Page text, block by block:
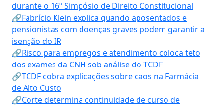
durante o 16º Simpósio de Direito Constitucional
🔗Fabrício Klein explica quando aposentados e
pensionistas com doenças graves podem garantir a
isenção do IR
🔗Risco para empregos e atendimento coloca teto
dos exames da CNH sob análise do TCDF
🔗TCDF cobra explicações sobre caos na Farmácia
de Alto Custo
🔗Corte determina continuidade de curso de